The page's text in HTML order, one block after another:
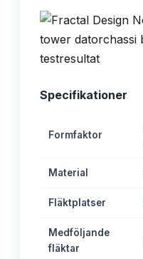
Specifikationer
Formfaktor
Material
Fläktplatser
Medföljande
fläktar